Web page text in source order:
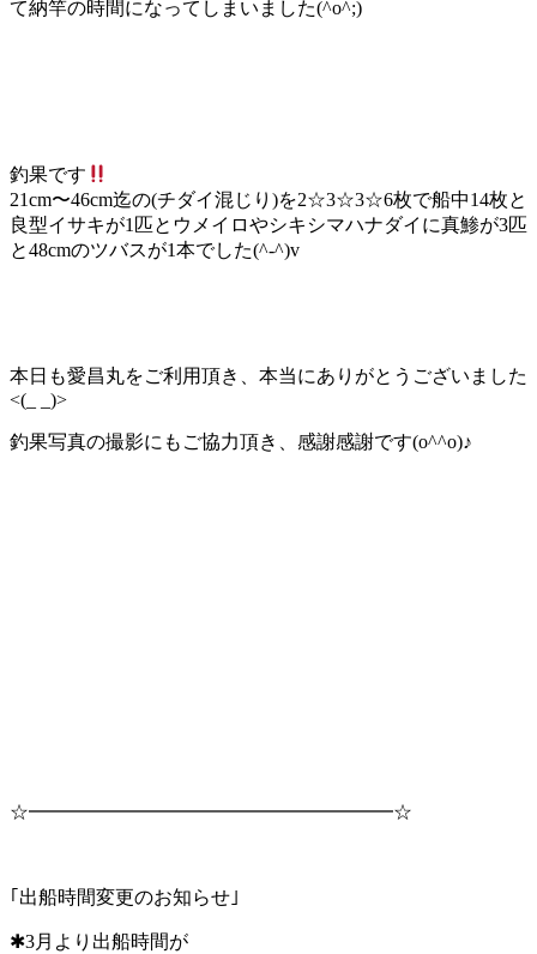
て納竿の時間になってしまいました(^o^;)
釣果です
21cm〜46cm迄の(チダイ混じり)を2☆3☆3☆6枚で船中14枚と
良型イサキが1匹とウメイロやシキシマハナダイに真鯵が3匹
と48cmのツバスが1本でした(^-^)v
本日も愛昌丸をご利用頂き、本当にありがとうございました
<(_ _)>
釣果写真の撮影にもご協力頂き、感謝感謝です(o^^o)♪
☆━━━━━━━━━━━━━━━━━━━☆
｢出船時間変更のお知らせ｣
✱3月より出船時間が